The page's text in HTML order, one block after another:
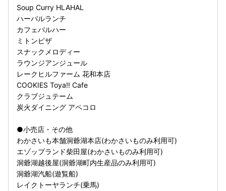
Soup Curry HLAHAL
ハーバルランチ
カフェバルハー
ミトンピザ
スナックメロディー
ラウンジアンジュール
レークヒルファーム 花和本店
COOKIES Toya!! Cafe
クラブジュテーム
炭火ダイニング アペコロ
●小売店・その他
わかさいも本舗洞爺湖本店(わかさいものみ利用可)
エゾップランド柴田屋(わかさいものみ利用可)
洞爺湖越後屋(洞爺湖町内生産品のみ利用可)
洞爺湖汽船(遊覧船)
レイクトーヤランチ(乗馬)